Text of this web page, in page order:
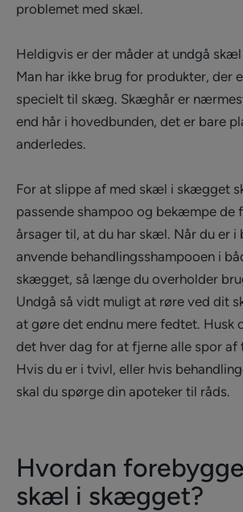
problemet med skæl.
Heldigvis er der måder at undgå
Man har ikke brug for produkter, der
specielt til skæg. Skæghår er
end hår i hovedbunden, det er bare
anderledes.
For at slippe af med skæl i skægget
passende shampoo og bekæmpe de
årsager til, at du har skæl. Når du er i
anvende behandlingsshampooen i
skægget, så længe du overholder
Undgå så vidt muligt at røre ved dit
at gøre det endnu mere fedtet. Husk
det hver dag for at fjerne alle spor af
Hvis du er i tvivl, eller hvis
skal du spørge din apoteker til råds.
Hvordan
skæl i skægget?